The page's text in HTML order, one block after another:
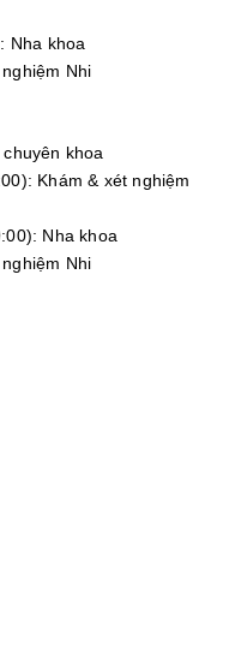
Nha khoa
Nhi
khoa
Khám & xét nghiệm
Nha khoa
Nhi